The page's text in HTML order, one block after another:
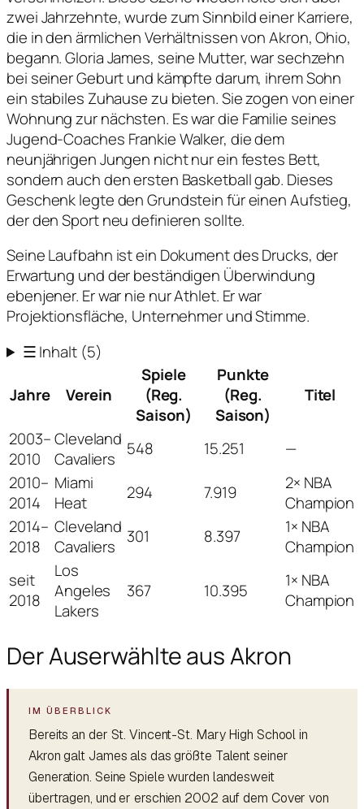
zwei Jahrzehnte, wurde zum Sinnbild einer Karriere,
die in den ärmlichen Verhältnissen von Akron, Ohio,
begann. Gloria James, seine Mutter, war sechzehn
bei seiner Geburt und kämpfte darum, ihrem Sohn
ein stabiles Zuhause zu bieten. Sie zogen von einer
Wohnung zur nächsten. Es war die Familie seines
Jugend-Coaches Frankie Walker, die dem
neunjährigen Jungen nicht nur ein festes Bett,
sondern auch den ersten Basketball gab. Dieses
Geschenk legte den Grundstein für einen Aufstieg,
der den Sport neu definieren sollte.
Seine Laufbahn ist ein Dokument des Drucks, der
Erwartung und der beständigen Überwindung
ebenjener. Er war nie nur Athlet. Er war
Projektionsfläche, Unternehmer und Stimme.
☰Inhalt (5)
Jahre Verein
Spiele
(Reg.
Saison)
Punkte
(Reg.
Saison)
Titel
2003–
2010
Cleveland
Cavaliers
548 15.251
—
2010–
2014
Miami
Heat
294 7.919
2× NBA
Champion
2014–
2018
Cleveland
Cavaliers
301 8.397
1× NBA
Champion
seit
2018
Los
Angeles
Lakers
367 10.395
1× NBA
Champion
Der Auserwählte aus Akron
Bereits an der St. Vincent-St. Mary High School in
Akron galt James als das größte Talent seiner
Generation. Seine Spiele wurden landesweit
übertragen, und er erschien 2002 auf dem Cover von